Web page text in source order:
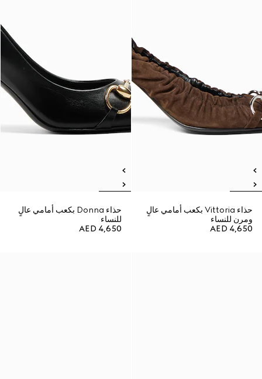
حذاء Vittoria بكعب أمامي عالٍ
ومرن للنساء
AED 4,650
حذاء Donna بكعب أمامي عالٍ
للنساء
AED 4,650